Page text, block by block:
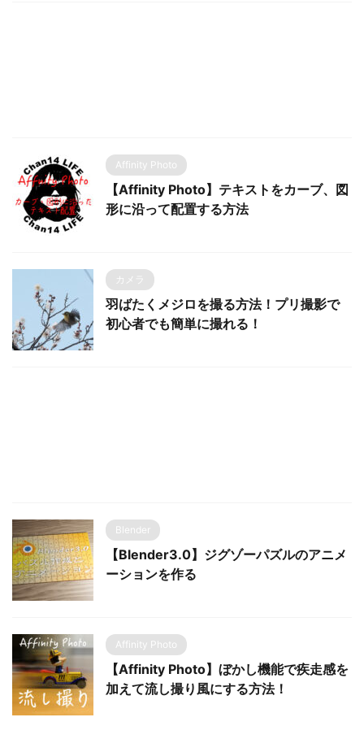
Affinity Photo
【Affinity Photo】テキストをカーブ、図
形に沿って配置する方法
カメラ
羽ばたくメジロを撮る方法！プリ撮影で
初心者でも簡単に撮れる！
Blender
【Blender3.0】ジグゾーパズルのアニメ
ーションを作る
Affinity Photo
【Affinity Photo】ぼかし機能で疾走感を
加えて流し撮り風にする方法！